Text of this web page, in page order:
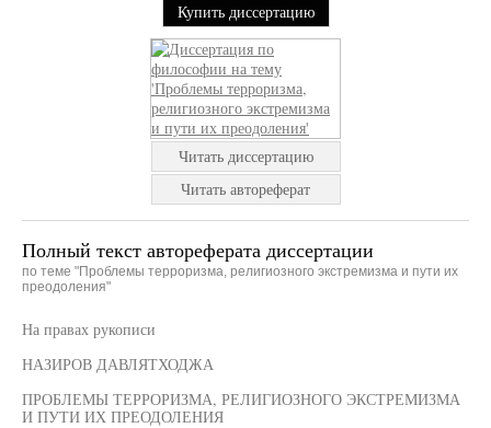
Купить диссертацию
Читать диссертацию
Читать автореферат
Полный текст автореферата диссертации
по теме "Проблемы терроризма, религиозного экстремизма и пути их
преодоления"
На правах рукописи
НАЗИРОВ ДАВЛЯТХОДЖА
ПРОБЛЕМЫ ТЕРРОРИЗМА, РЕЛИГИОЗНОГО ЭКСТРЕМИЗМА
И ПУТИ ИХ ПРЕОДОЛЕНИЯ